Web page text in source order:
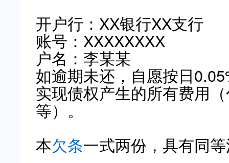
开户行：XX银行XX支行
账号：XXXXXXXX
户名：李某某
如逾期未还，自愿按日
实现债权产生的所有费用
等）。
本欠条一式两份，具有同